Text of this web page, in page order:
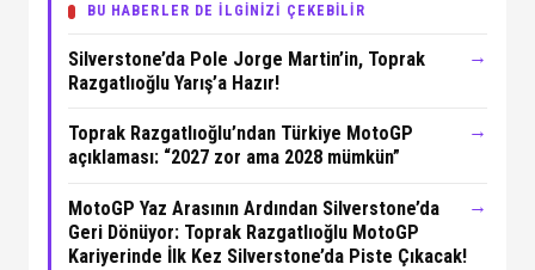
BU HABERLER DE İLGİNİZİ ÇEKEBİLİR
Silverstone’da Pole Jorge Martin’in, Toprak
Razgatlıoğlu Yarış’a Hazır!
→
Toprak Razgatlıoğlu’ndan Türkiye MotoGP
açıklaması: “2027 zor ama 2028 mümkün”
→
MotoGP Yaz Arasının Ardından Silverstone’da
Geri Dönüyor: Toprak Razgatlıoğlu MotoGP
Kariyerinde İlk Kez Silverstone’da Piste Çıkacak!
→